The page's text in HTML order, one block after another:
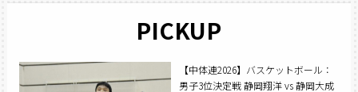
PICKUP
【中体連2026】バスケットボール：
男子3位決定戦 静岡翔洋 vs 静岡大成